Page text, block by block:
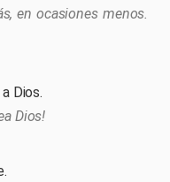
en ocasiones menos.
Dios.
Dios!